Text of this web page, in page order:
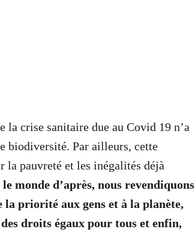
la crise sanitaire due au Covid 19 n’a
biodiversité. Par ailleurs, cette
la pauvreté et les inégalités déjà
monde d’après, nous revendiquons
la priorité aux gens et à la planète,
droits égaux pour tous et enfin,